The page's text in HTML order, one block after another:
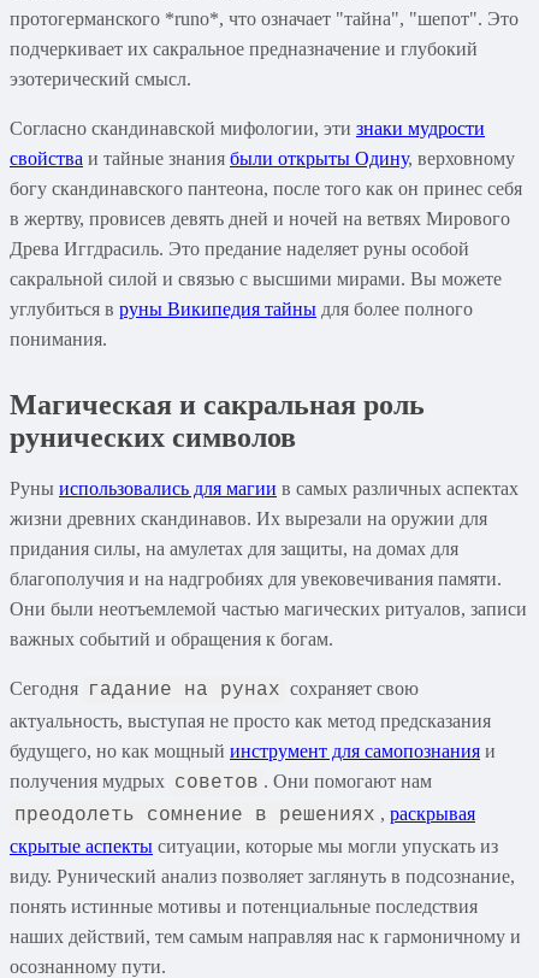
протогерманского *runo*, что означает "тайна", "шепот". Это
подчеркивает их сакральное предназначение и глубокий
эзотерический смысл.
Согласно скандинавской мифологии, эти знаки мудрости
свойства и тайные знания были открыты Одину, верховному
богу скандинавского пантеона, после того как он принес себя
в жертву, провисев девять дней и ночей на ветвях Мирового
Древа Иггдрасиль. Это предание наделяет руны особой
сакральной силой и связью с высшими мирами. Вы можете
углубиться в руны Википедия тайны для более полного
понимания.
Магическая и сакральная роль
рунических символов
Руны использовались для магии в самых различных аспектах
жизни древних скандинавов. Их вырезали на оружии для
придания силы, на амулетах для защиты, на домах для
благополучия и на надгробиях для увековечивания памяти.
Они были неотъемлемой частью магических ритуалов, записи
важных событий и обращения к богам.
Сегодня гадание на рунах сохраняет свою
актуальность, выступая не просто как метод предсказания
будущего, но как мощный инструмент для самопознания и
получения мудрых советов . Они помогают нам
преодолеть сомнение в решениях , раскрывая
скрытые аспекты ситуации, которые мы могли упускать из
виду. Рунический анализ позволяет заглянуть в подсознание,
понять истинные мотивы и потенциальные последствия
наших действий, тем самым направляя нас к гармоничному и
осознанному пути.